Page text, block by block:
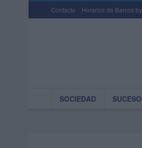
Contacto Horarios de Barcos
SOCIEDAD